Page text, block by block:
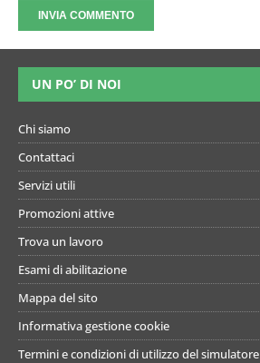
UN PO’ DI NOI
Chi siamo
Contattaci
Servizi utili
Promozioni attive
Trova un lavoro
Esami di abilitazione
Mappa del sito
Informativa gestione cookie
Termini e condizioni di utilizzo del simulatore